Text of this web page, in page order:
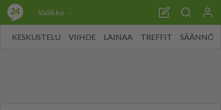
Valikko
KESKUSTELU VIIHDE LAINAA TREFFIT SÄÄNNÖT